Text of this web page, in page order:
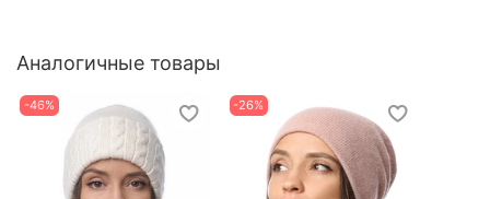
Аналогичные товары
-46% -26%